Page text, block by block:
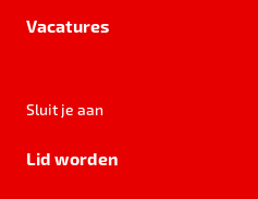
Vacatures
Sluit je aan
Lid worden